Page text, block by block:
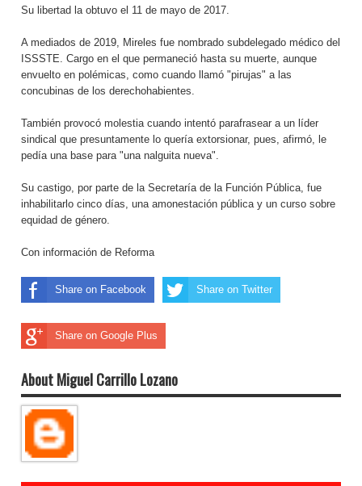
Su libertad la obtuvo el 11 de mayo de 2017.
A mediados de 2019, Mireles fue nombrado subdelegado médico del
ISSSTE. Cargo en el que permaneció hasta su muerte, aunque
envuelto en polémicas, como cuando llamó "pirujas" a las
concubinas de los derechohabientes.
También provocó molestia cuando intentó parafrasear a un líder
sindical que presuntamente lo quería extorsionar, pues, afirmó, le
pedía una base para "una nalguita nueva".
Su castigo, por parte de la Secretaría de la Función Pública, fue
inhabilitarlo cinco días, una amonestación pública y un curso sobre
equidad de género.
Con información de Reforma
Share on Facebook Share on Twitter
Share on Google Plus
About Miguel Carrillo Lozano